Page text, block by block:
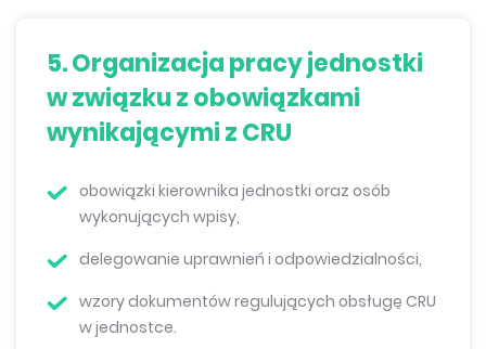
5. Organizacja pracy jednostki
w związku z obowiązkami
wynikającymi z CRU
obowiązki kierownika jednostki oraz osób
wykonujących wpisy,
delegowanie uprawnień i odpowiedzialności,
wzory dokumentów regulujących obsługę CRU
w jednostce.